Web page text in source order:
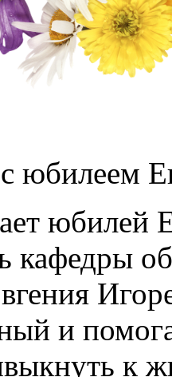
юбилеем
юбилей
кафедры
и
к